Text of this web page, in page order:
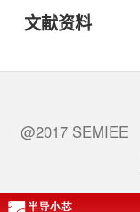
文献资料
@2017 SEMIEE